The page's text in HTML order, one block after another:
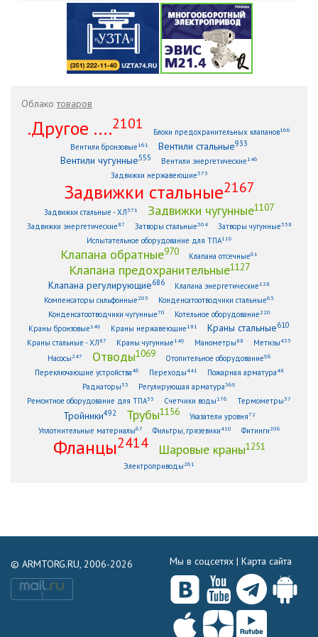
Облакотоваров
.Другое ....2101
Блоки предохранительных клапанов166
Вентили бронзовые161 Вентили стальные933
Вентили чугунные555 Вентили энергетические146
Задвижки нержавеющие373
Задвижки стальные2167
Задвижки стальные - ХЛ371 Задвижки чугунные1107
Задвижки энергетические87 Затворы стальные304 Затворы чугунные338
Испытательное оборудование для ТПА119
Клапана обратные970 Клапана отсечные61
Клапана предохранительные1127
Клапана регулирующие686 Клапана энергетические128
Компенсаторы сильфонные203 Конденсатоотводчики стальные63
Конденсатоотводчики чугунные70 Котельное оборудование220
Краны бронзовые149 Краны нержавеющие181 Краны стальные610
Краны стальные - ХЛ87 Краны чугунные149 Манометры88 Метизы433
Насосы247 Отводы1069 Отопительное оборудование96
Переключающие устройства46 Переходы441 Пожарная арматура48
Радиаторы33 Регулирующая арматура369
Ремонтное оборудование для ТПА53 Счетчики воды176 Термометры 57
Тройники492 Трубы1156 Указатели уровня72
Уплотнительные материалы67 Фильтры, грязевики410 Фитинги206
Фланцы2414 Шаровые краны1251
Электроприводы261
© ARMTORG.RU, 2006-2026 Мы в соцсетях | Карта сайта